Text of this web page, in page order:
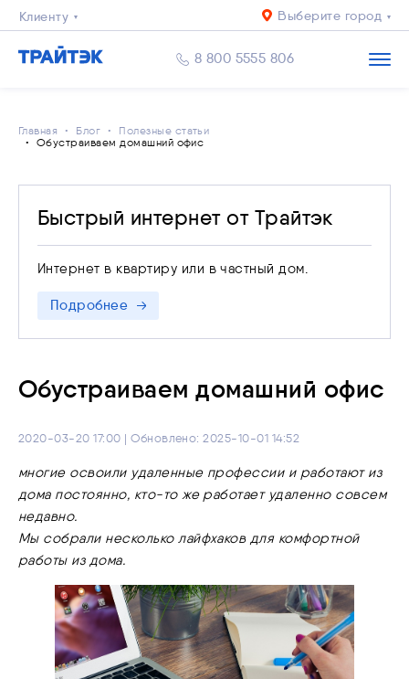
Клиенту
Выберите город
8 800 5555 806
Главная Блог
Полезные статьи
Обустраиваем домашний офис
Быстрый интернет от Трайтэк
Интернет в квартиру или в частный дом.
Подробнее
Обустраиваем домашний офис
2020-03-20 17:00 | Обновлено: 2025-10-01 14:52
многие освоили удаленные профессии и работают из
дома постоянно, кто-то же работает удаленно совсем
недавно.
Мы собрали несколько лайфхаков для комфортной
работы из дома.